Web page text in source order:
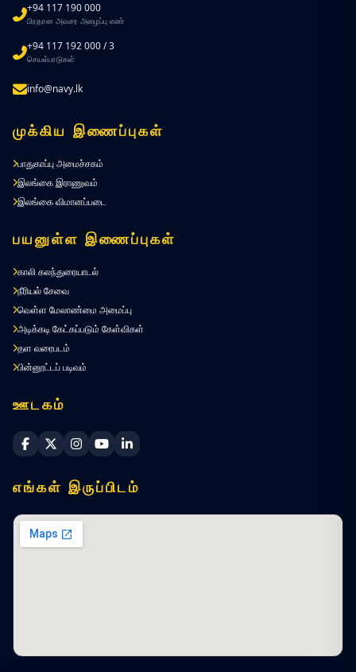
+94 117 190 000
பிரதான அவசர அழைப்பு எண்
+94 117 192 000 / 3
செயல்பாடுகள்
info@navy.lk
முக்கிய இணைப்புகள்
பாதுகாப்பு அமைச்சகம்
இலங்கை இராணுவம்
இலங்கை விமானப்படை
பயனுள்ள இணைப்புகள்
காலி கலந்துரையாடல்
நீரியல் சேவை
வெள்ள மேலாண்மை அமைப்பு
அடிக்கடி கேட்கப்படும் கேள்விகள்
தள வரைபடம்
பின்னூட்டப் படிவம்
ஊடகம்
Sri Lanka Navy Facebook
Sri Lanka Navy X
Sri Lanka Navy Instagram
Sri Lanka Navy YouTube
Sri Lanka Navy LinkedIn
எங்கள் இருப்பிடம்